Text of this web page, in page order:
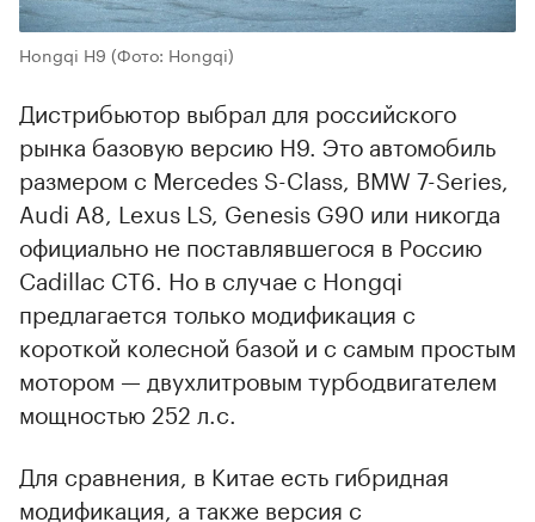
Hongqi H9 (Фото: Hongqi)
Дистрибьютор выбрал для российского
рынка базовую версию H9. Это автомобиль
размером с Mercedes S-Class, BMW 7-Series,
Audi A8, Lexus LS, Genesis G90 или никогда
официально не поставлявшегося в Россию
Cadillac CT6. Но в случае с Hongqi
предлагается только модификация с
короткой колесной базой и с самым простым
мотором — двухлитровым турбодвигателем
мощностью 252 л.с.
Для сравнения, в Китае есть гибридная
модификация, а также версия с